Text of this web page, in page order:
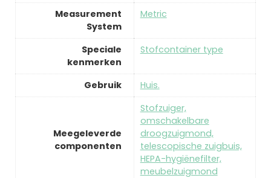
Measurement
System
‎Metric
Speciale
kenmerken
‎Stofcontainer type
Gebruik ‎Huis.
Meegeleverde
componenten
‎Stofzuiger,
omschakelbare
droogzuigmond,
telescopische zuigbuis,
HEPA-hygiënefilter,
meubelzuigmond